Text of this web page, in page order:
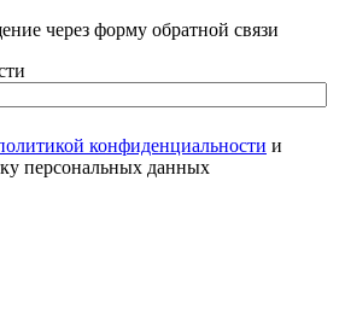
через форму обратной связи
конфиденциальности и
персональных данных